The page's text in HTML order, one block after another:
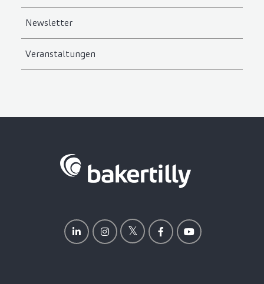
Newsletter
Veranstaltungen